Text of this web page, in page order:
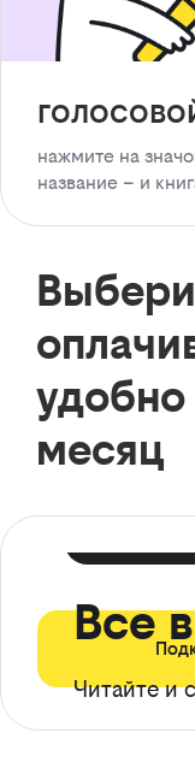
нажмите на
название – и
удобно
месяц
Все
Читайте и